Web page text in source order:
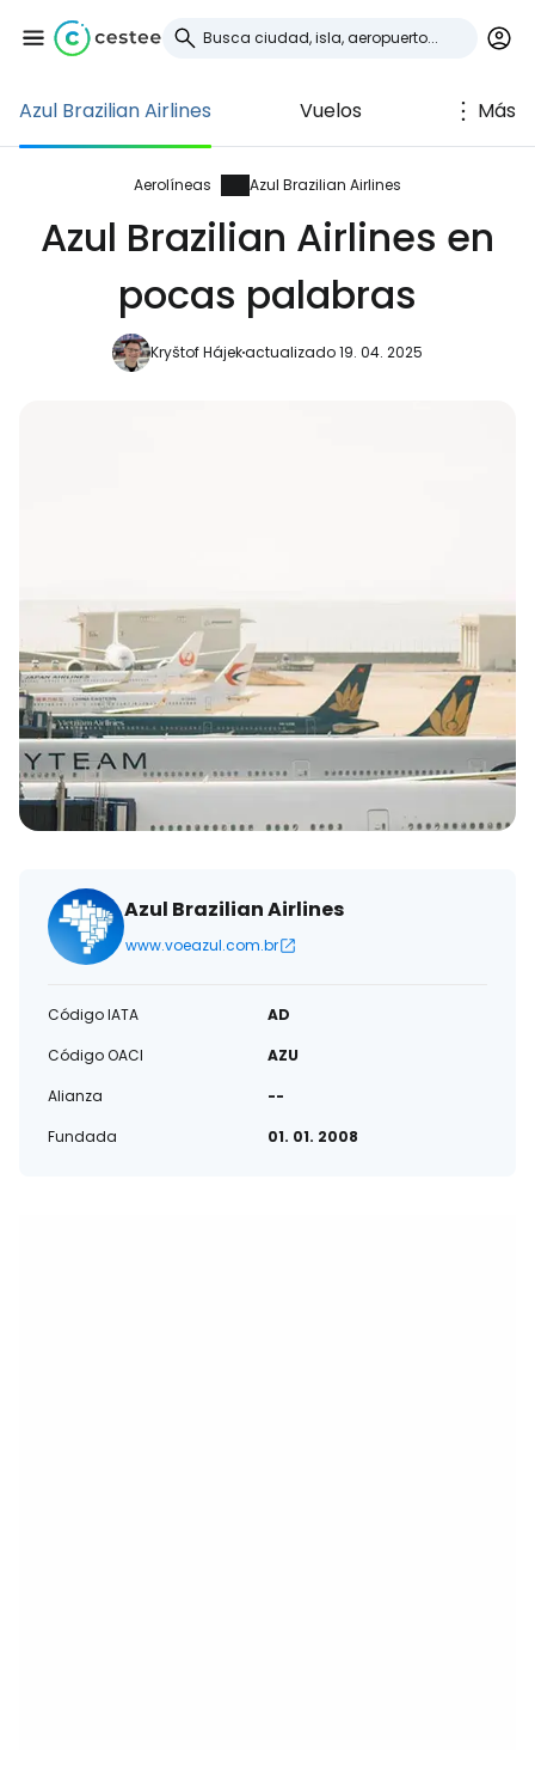
Azul Brazilian Airlines Vuelos Más
Aerolíneas Azul Brazilian Airlines
Azul Brazilian Airlines en
pocas palabras
Kryštof Hájekactualizado 19. 04. 2025
Azul Brazilian Airlines
www.voeazul.com.br
Código IATA
AD
Código OACI
AZU
Alianza
--
Fundada
01. 01. 2008
Iniciar sesión en
Cestee
... la comunidad mundial de viajeros
Continuar con Google